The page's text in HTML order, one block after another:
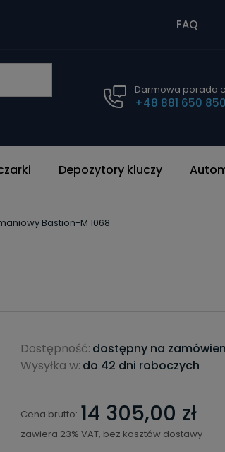
FAQ
Darmowa porada
+48 881 650 850
Depozytory kluczy
Bastion-M 1068
Dostępność: dostępny na
Wysyłka w: do 42 dni roboczych
Cena brutto: 14 305,00 zł
zawiera 23% VAT, bez kosztów dostawy